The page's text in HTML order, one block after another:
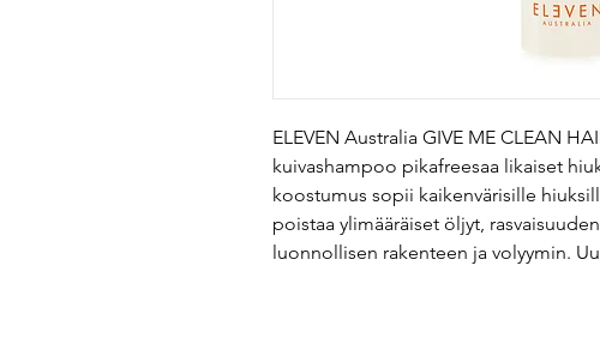
ELEVEN Australia GIVE ME CLEAN
kuivashampoo pikafreesaa likaiset
koostumus sopii kaikenvärisille
poistaa ylimääräiset öljyt,
luonnollisen rakenteen ja volyymin.